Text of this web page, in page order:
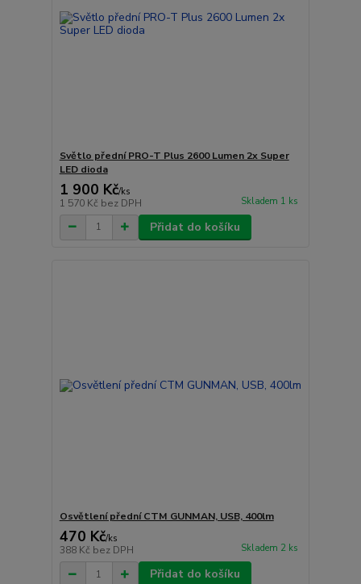
Světlo přední PRO-T Plus 2600 Lumen 2x Super
LED dioda
1 900 Kč/ks
1 570 Kč bez DPH Skladem 1 ks
Přidat do košíku
Osvětlení přední CTM GUNMAN, USB, 400lm
470 Kč/ks
388 Kč bez DPH Skladem 2 ks
Přidat do košíku